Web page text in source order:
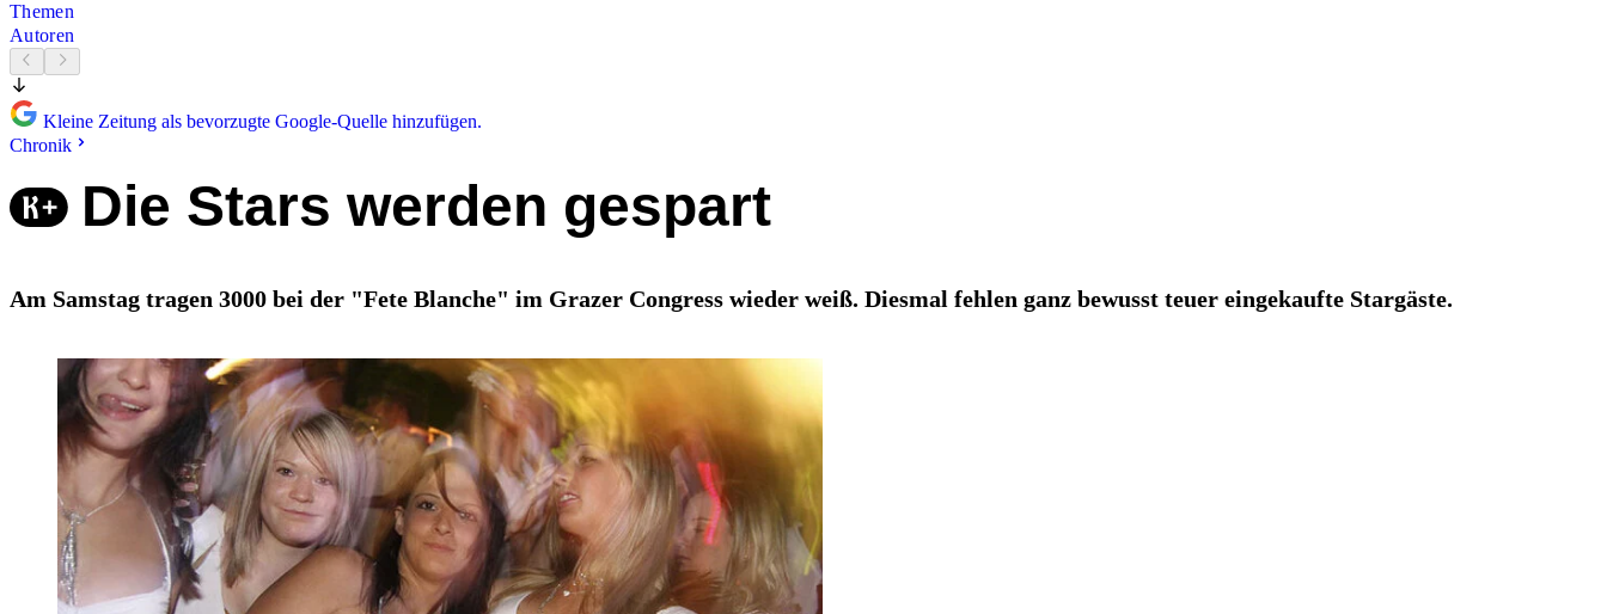
Themen
Autoren
Kleine Zeitung als bevorzugte Google-Quelle hinzufügen.
Chronik
Die Stars werden gespart
Am Samstag tragen 3000 bei der "Fete Blanche" im Grazer Congress wieder weiß. Diesmal fehlen ganz bewusst teuer eingekaufte Stargäste.